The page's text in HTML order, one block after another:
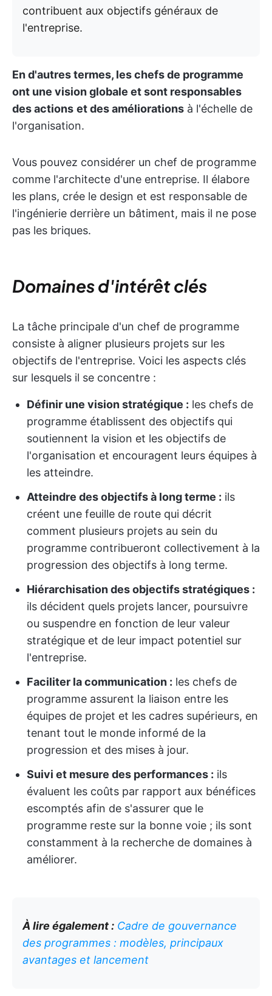
contribuent aux objectifs généraux de
l'entreprise.
En d'autres termes, les chefs de programme
ont une vision globale et sont responsables
des actions et des améliorations à l'échelle de
l'organisation.
Vous pouvez considérer un chef de programme
comme l'architecte d'une entreprise. Il élabore
les plans, crée le design et est responsable de
l'ingénierie derrière un bâtiment, mais il ne pose
pas les briques.
Domaines d'intérêt clés
La tâche principale d'un chef de programme
consiste à aligner plusieurs projets sur les
objectifs de l'entreprise. Voici les aspects clés
sur lesquels il se concentre :
Définir une vision stratégique : les chefs de
programme établissent des objectifs qui
soutiennent la vision et les objectifs de
l'organisation et encouragent leurs équipes à
les atteindre.
Atteindre des objectifs à long terme : ils
créent une feuille de route qui décrit
comment plusieurs projets au sein du
programme contribueront collectivement à la
progression des objectifs à long terme.
Hiérarchisation des objectifs stratégiques :
ils décident quels projets lancer, poursuivre
ou suspendre en fonction de leur valeur
stratégique et de leur impact potentiel sur
l'entreprise.
Faciliter la communication : les chefs de
programme assurent la liaison entre les
équipes de projet et les cadres supérieurs, en
tenant tout le monde informé de la
progression et des mises à jour.
Suivi et mesure des performances : ils
évaluent les coûts par rapport aux bénéfices
escomptés afin de s'assurer que le
programme reste sur la bonne voie ; ils sont
constamment à la recherche de domaines à
améliorer.
À lire également : Cadre de gouvernance
des programmes : modèles, principaux
avantages et lancement